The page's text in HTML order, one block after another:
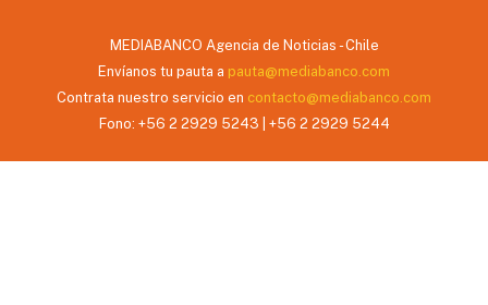
MEDIABANCO Agencia de Noticias - Chile
Envíanos tu pauta a pauta@mediabanco.com
Contrata nuestro servicio en contacto@mediabanco.com
Fono: +56 2 2929 5243 | +56 2 2929 5244